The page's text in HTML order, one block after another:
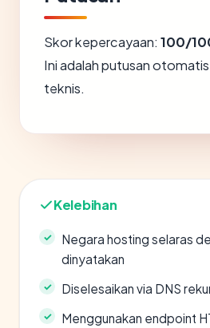
Skor kepercayaan: 100/
Ini adalah putusan
teknis.
Kelebihan
Negara hosting selaras
dinyatakan
Diselesaikan via DNS
Menggunakan endpoint